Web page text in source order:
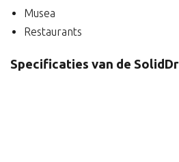
Musea
Restaurants
Specificaties van de